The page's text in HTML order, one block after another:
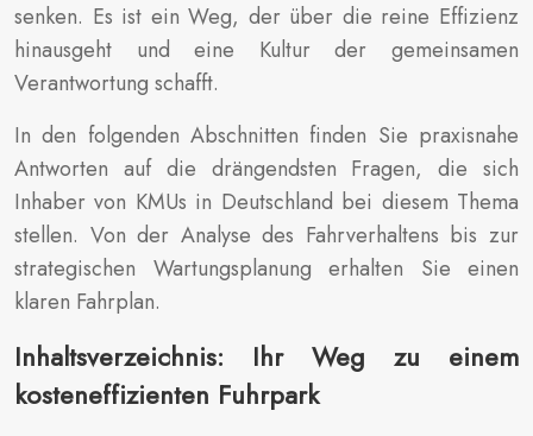
senken. Es ist ein Weg, der über die reine Effizienz
hinausgeht und eine Kultur der gemeinsamen
Verantwortung schafft.
In den folgenden Abschnitten finden Sie praxisnahe
Antworten auf die drängendsten Fragen, die sich
Inhaber von KMUs in Deutschland bei diesem Thema
stellen. Von der Analyse des Fahrverhaltens bis zur
strategischen Wartungsplanung erhalten Sie einen
klaren Fahrplan.
Inhaltsverzeichnis: Ihr Weg zu einem
kosteneffizienten Fuhrpark